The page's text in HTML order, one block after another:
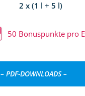
2 x (1 l + 5 l)
50 Bonuspunkte pro
– PDF-DOWNLOADS –